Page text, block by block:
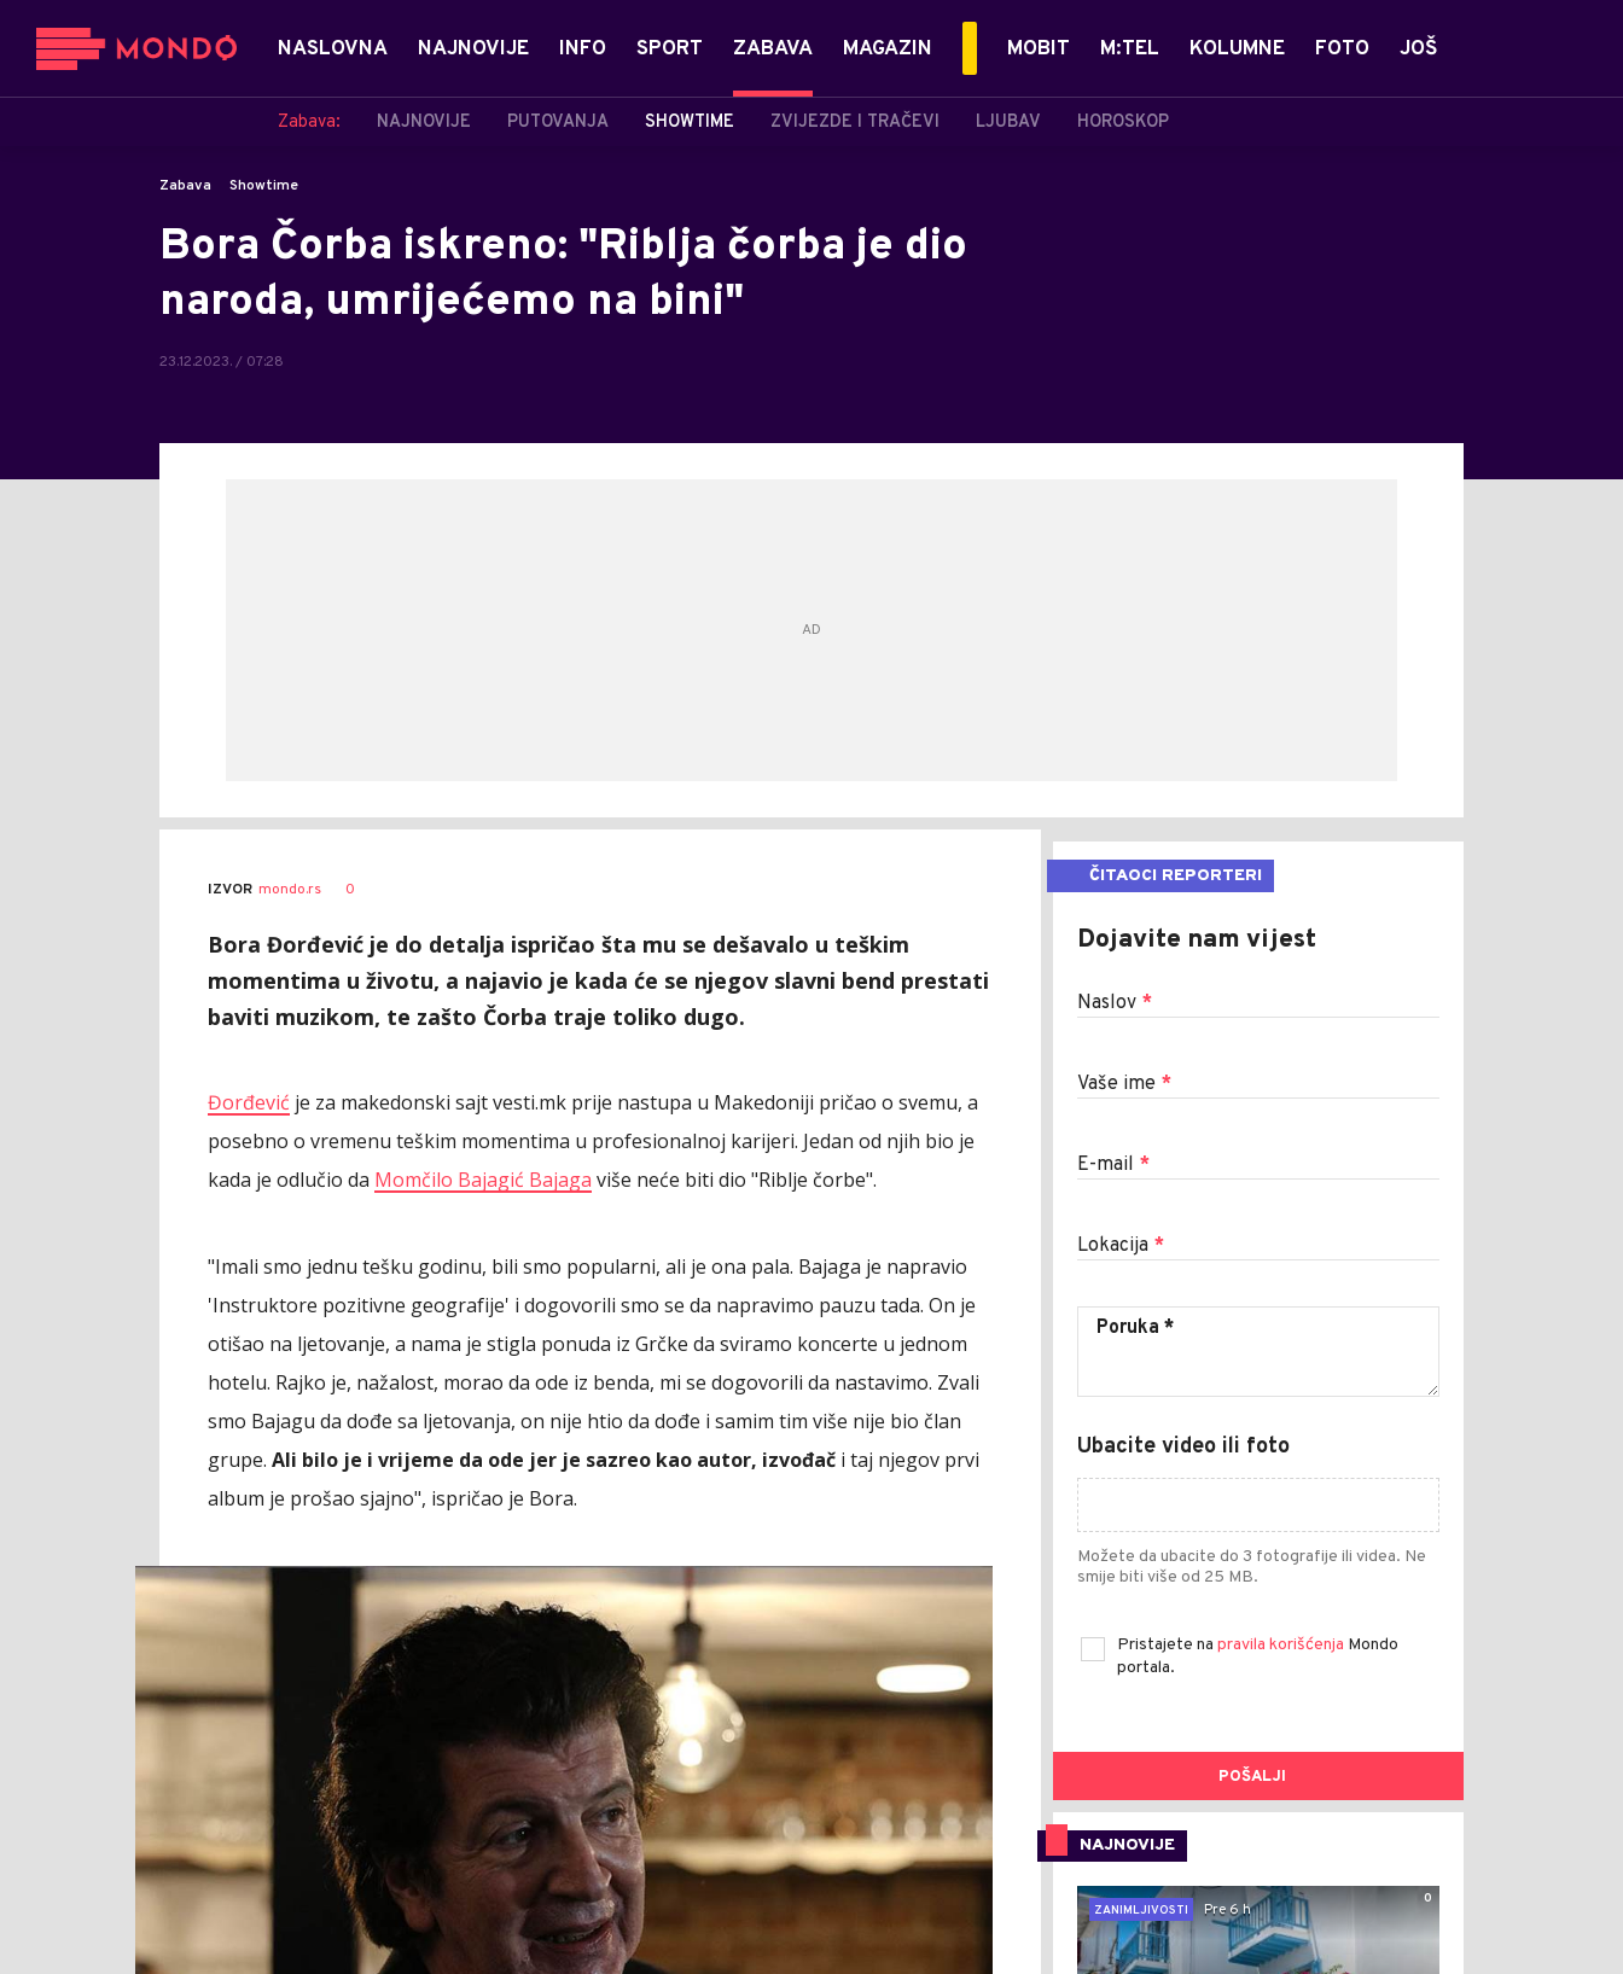
NASLOVNA NAJNOVIJE INFO SPORT ZABAVA
Zabava: NAJNOVIJE PUTOVANJA SHOWTIME ZVIJEZDE I TRAČEVI LJUBAV HOROSKOP
MAGAZIN MOBIT M:TEL KOLUMNE FOTO JOŠ
Zabava Showtime
Bora Čorba iskreno: "Riblja čorba je dio
naroda, umrijećemo na bini"
23.12.2023. / 07:28
IZVOR mondo.rs 0
Bora Đorđević je do detalja ispričao šta mu se dešavalo u teškim
momentima u životu, a najavio je kada će se njegov slavni bend prestati
baviti muzikom, te zašto Čorba traje toliko dugo.
Đorđević je za makedonski sajt vesti.mk prije nastupa u Makedoniji pričao o svemu, a
posebno o vremenu teškim momentima u profesionalnoj karijeri. Jedan od njih bio je
kada je odlučio da Momčilo Bajagić Bajaga više neće biti dio "Riblje čorbe".
"Imali smo jednu tešku godinu, bili smo popularni, ali je ona pala. Bajaga je napravio
'Instruktore pozitivne geografije' i dogovorili smo se da napravimo pauzu tada. On je
otišao na ljetovanje, a nama je stigla ponuda iz Grčke da sviramo koncerte u jednom
hotelu. Rajko je, nažalost, morao da ode iz benda, mi se dogovorili da nastavimo. Zvali
smo Bajagu da dođe sa ljetovanja, on nije htio da dođe i samim tim više nije bio član
grupe. Ali bilo je i vrijeme da ode jer je sazreo kao autor, izvođač i taj njegov prvi
album je prošao sjajno", ispričao je Bora.
ČITAOCI REPORTERI
Dojavite nam vijest
Naslov *
Vaše ime *
E-mail *
Lokacija *
Ubacite video ili foto
Možete da ubacite do 3 fotografije ili videa. Ne
smije biti više od 25 MB.
Pristajete na pravila korišćenja Mondo
portala.
POŠALJI
NAJNOVIJE
0
ZANIMLJIVOSTI
Pre 6 h